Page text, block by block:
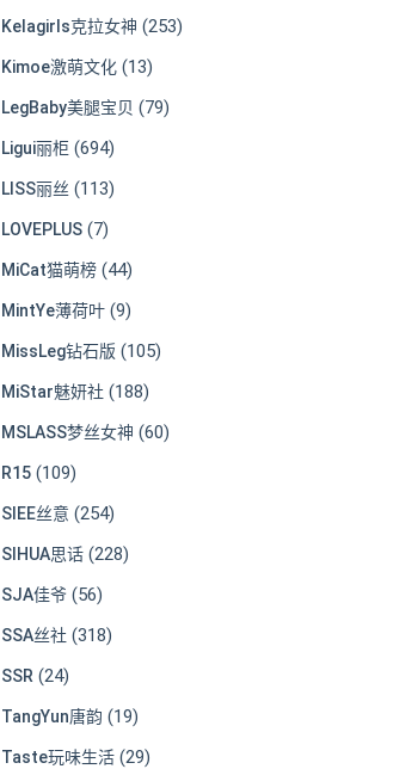
Kelagirls克拉女神 (253)
Kimoe激萌文化 (13)
LegBaby美腿宝贝 (79)
Ligui丽柜 (694)
LISS丽丝 (113)
LOVEPLUS (7)
MiCat猫萌榜 (44)
MintYe薄荷叶 (9)
MissLeg钻石版 (105)
MiStar魅妍社 (188)
MSLASS梦丝女神 (60)
R15 (109)
SIEE丝意 (254)
SIHUA思话 (228)
SJA佳爷 (56)
SSA丝社 (318)
SSR (24)
TangYun唐韵 (19)
Taste玩味生活 (29)